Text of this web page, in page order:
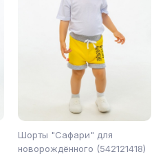
Шорты "Сафари" для
новорождённого (542121418)